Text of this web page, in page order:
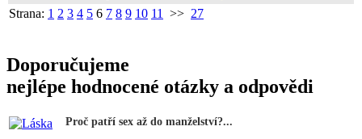
Strana: 1 2 3 4 5 6 7 8 9 10 11 >> 27
Doporučujeme
nejlépe hodnocené otázky a odpovědi
Proč patří sex až do manželství?...